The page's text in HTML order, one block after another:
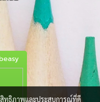
สิทธิภาพและประสบการณ์ที่ดี